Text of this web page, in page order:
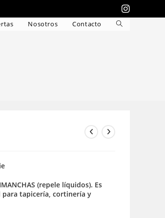
Nosotros Contacto
Alternar
(repele líquidos). Es
para tapicería, cortinería y